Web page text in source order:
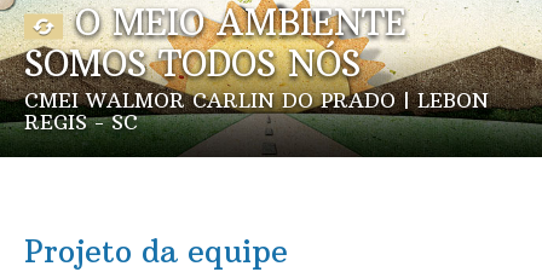
O MEIO AMBIENTE
SOMOS TODOS NÓS
CMEI WALMOR CARLIN DO PRADO | LEBON
REGIS - SC
Projeto da equipe